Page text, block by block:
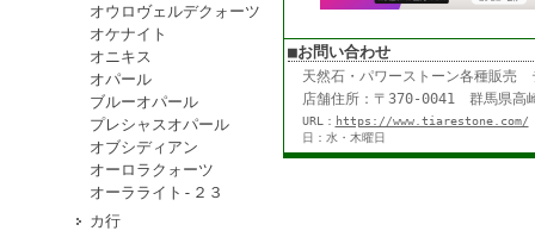
オウロヴェルデクォーツ
オケナイト
オニキス
オパール
ブルーオパール
プレシャスオパール
オブシディアン
オーロラクォーツ
オーラライト-２３
カ行
■お問い合わせ
天然石・パワーストーン各種販
店舗住所：〒370-0041 群馬
URL： https://www.tiarestone.com/
日：水・木曜日